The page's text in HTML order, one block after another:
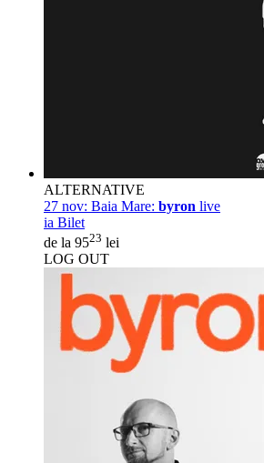
ALTERNATIVE
27 nov: Baia Mare: byron live
ia Bilet
de la 9523 lei
LOG OUT